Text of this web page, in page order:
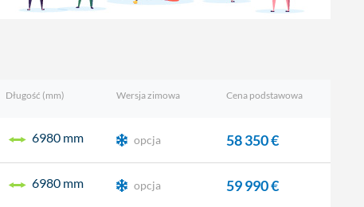
Długość (mm) Wersja zimowa Cena podstawowa
6980 mm opcja 58 350 €
6980 mm opcja 59 990 €